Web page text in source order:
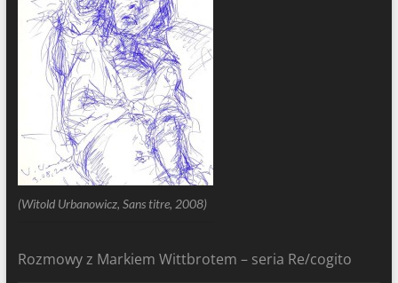
(Witold Urbanowicz, Sans titre, 2008)
Rozmowy z Markiem Wittbrotem – seria Re/cogito